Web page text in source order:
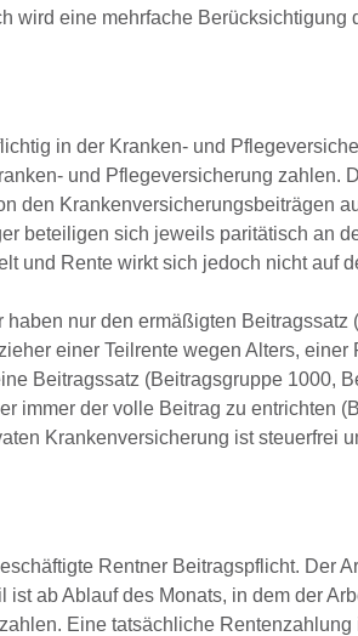
wird eine mehrfache Berücksichtigung
in der Kranken- und
und Pflegeversicherung zahlen.
den Krankenversicherungsbeiträgen
beteiligen sich jeweils paritätisch an
und Rente wirkt sich jedoch nicht auf
nur den ermäßigten Beitragssatz
einer Teilrente wegen Alters,
Beitragssatz (Beitragsgruppe 1000,
immer der volle Beitrag zu entrichten
Krankenversicherung ist steuerfrei
Rentner Beitragspflicht. Der
ab Ablauf des Monats, in dem der
Eine tatsächliche